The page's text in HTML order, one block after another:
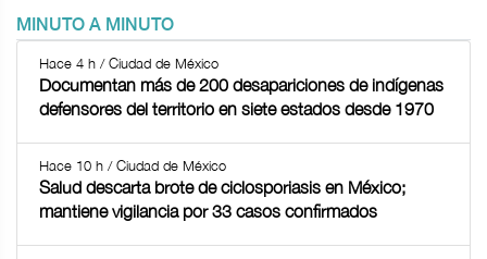
MINUTO A MINUTO
Hace 4 h / Ciudad de México
Documentan más de 200 desapariciones de indígenas
defensores del territorio en siete estados desde 1970
Hace 10 h / Ciudad de México
Salud descarta brote de ciclosporiasis en México;
mantiene vigilancia por 33 casos confirmados